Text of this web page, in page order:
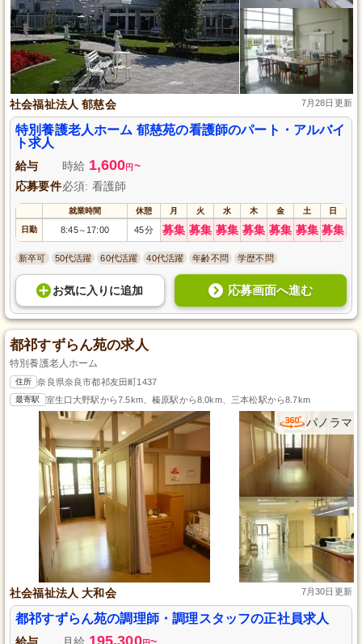
社会福祉法人 郁慈会 7月28日更新
特別養護老人ホーム 郁慈苑の看護師のパート・アルバイ
ト求人
給与 時給 1,600円 ~
応募要件必須: 看護師
就業時間 休憩 月 火 水 木 金 土 日
日勤 8:45～ 17:00 45分 募集 募集 募集 募集 募集 募集 募集
新卒可 50代活躍 60代活躍 40代活躍 年齢不問 学歴不問
お気に入り に追加 応募画面へ進む
都祁すずらん苑の求人
特別養護老人ホーム
住所 奈良県奈良市都祁友田町1437
最寄駅 室生口大野駅から7.5km、榛原駅から8.0km、三本松駅から8.7km
パノラマ
社会福祉法人 大和会 7月30日更新
都祁すずらん苑の調理師・調理スタッフの正社員求人
195,300